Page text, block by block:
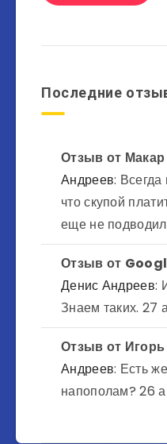
Последние
Отзыв от Макар
Андреев:
что скупой
еще не
Отзыв от
Денис Андреев:
Знаем таких. 27
Отзыв от Игорь
Андреев: Есть
напополам?26